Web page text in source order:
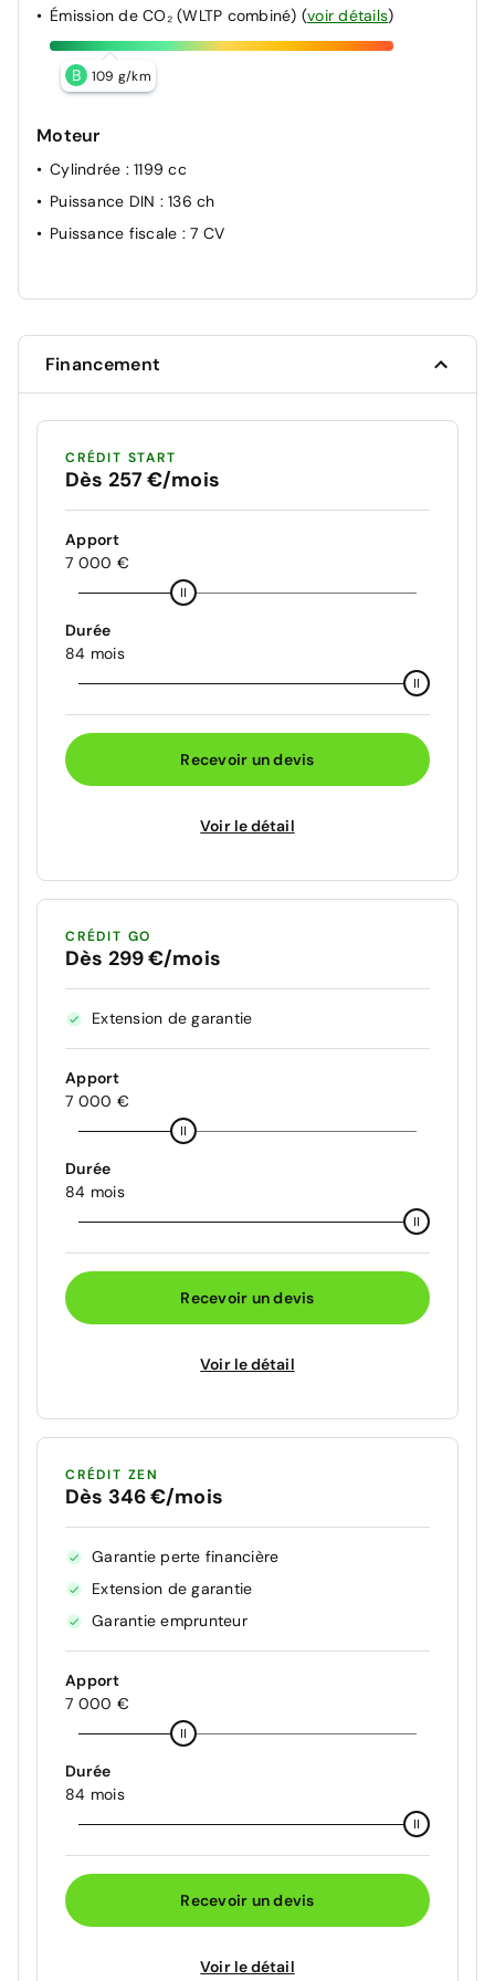
Émission de CO₂ (WLTP combiné) (voir détails)
B 109 g/km
Moteur
Cylindrée : 1199 cc
Puissance DIN : 136 ch
Puissance fiscale : 7 CV
Financement
CRÉDIT START
Dès 257 €/mois
Apport
7 000 €
Durée
84 mois
Recevoir un devis
Voir le détail
CRÉDIT GO
Dès 299 €/mois
Extension de garantie
Apport
7 000 €
Durée
84 mois
Recevoir un devis
Voir le détail
CRÉDIT ZEN
Dès 346 €/mois
Garantie perte financière
Extension de garantie
Garantie emprunteur
Apport
7 000 €
Durée
84 mois
Recevoir un devis
Voir le détail